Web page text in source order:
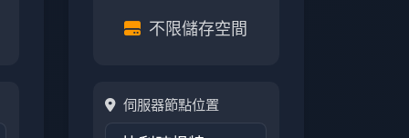
不限儲存空間
伺服器節點位置